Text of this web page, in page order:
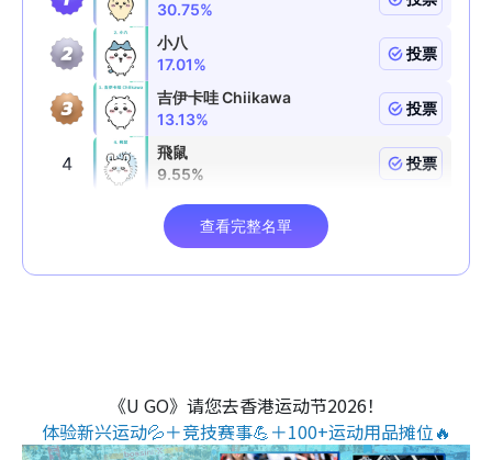
《U GO》请您去香港运动节2026！
体验新兴运动💦＋竞技赛事💪＋100+运动用品摊位🔥